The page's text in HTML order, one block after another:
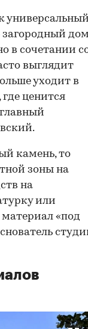
универсальный
загородный
в сочетании
выглядит
уходит в
ценится
камень, то
зоны на
на
или
«под